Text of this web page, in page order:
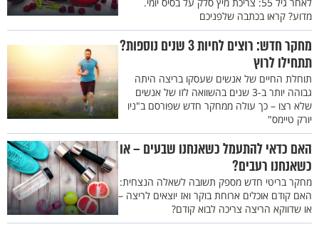
מדוע? קראו בכתבה שלפניכם
מחקר חדש: רוצים לחיות 3 שנים נוספות?
תתחילו לרוץ
תוחלת החיים של אנשים שעסקו בריצה היתה
גבוהה יותר ב-3 שנים בהשוואה לזו של אנשים
שלא רצו – כך עולה ממחקר חדש שפורסם ב"ניו
יורק טיימס"
האם כדאי להתעמל כשאנחנו שבעים – או
כשאנחנו רעבים?
מחקר בריטי חדש מספק תשובה לשאלה הנצחית:
האם קודם אוכלים ארוחת בוקר ואז יוצאים לריצה –
או שדווקא הריצה צריכה לבוא קודם?